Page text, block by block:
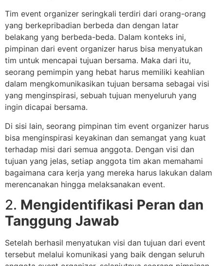
Tim event organizer seringkali terdiri dari orang-orang
yang berkepribadian berbeda dan dengan latar
belakang yang berbeda-beda. Dalam konteks ini,
pimpinan dari event organizer harus bisa menyatukan
tim untuk mencapai tujuan bersama. Maka dari itu,
seorang pemimpin yang hebat harus memiliki keahlian
dalam mengkomunikasikan tujuan bersama sebagai visi
yang menginspirasi, sebuah tujuan menyeluruh yang
ingin dicapai bersama.
Di sisi lain, seorang pimpinan tim event organizer harus
bisa menginspirasi keyakinan dan semangat yang kuat
terhadap misi dari semua anggota. Dengan visi dan
tujuan yang jelas, setiap anggota tim akan memahami
bagaimana cara kerja yang mereka harus lakukan dalam
merencanakan hingga melaksanakan event.
2. Mengidentifikasi Peran dan
Tanggung Jawab
Setelah berhasil menyatukan visi dan tujuan dari event
tersebut melalui komunikasi yang baik dengan seluruh